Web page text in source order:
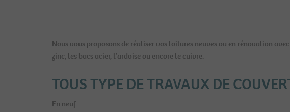
Nous vous proposons de réaliser vos toitures neuves ou en rénovation
zinc, les bacs acier, l’ardoise ou encore le cuivre.
TOUS TYPE DE TRAVAUX DE
En neuf